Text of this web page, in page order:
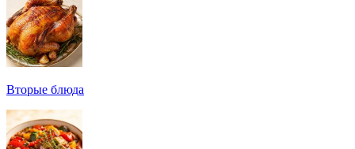
Вторые блюда